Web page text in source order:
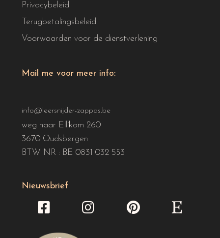
Privacybeleid
Terugbetalingsbeleid
Voorwaarden voor de dienstverlening
Mail me voor meer info:
info@leersnijder-zappas.be
weg naar Ellikom 260
3670 Oudsbergen
BTW NR : BE 0831 032 553
Nieuwsbrief